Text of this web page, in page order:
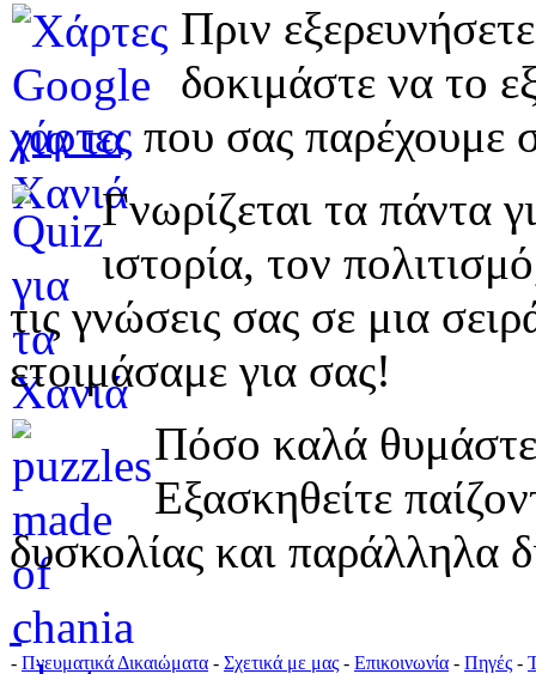
Πριν
δοκιμάστε να το
χάρτες που σας παρέχουμε
Γνωρίζεται τα πάντα
ιστορία, τον
τις γνώσεις σας σε μια
ετοιμάσαμε για σας!
Πόσο καλά
Εξασκηθείτε
δυσκολίας και παράλληλα
- Πνευματικά Δικαιώματα - Σχετικά με μας - Επικοινωνία - Πηγές -